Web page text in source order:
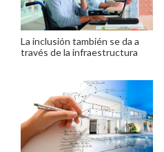
La inclusión también se da a
través de la infraestructura